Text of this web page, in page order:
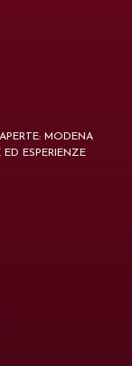
MODENA
ESPERIENZE